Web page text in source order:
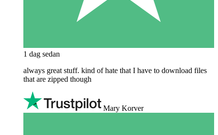
1 dag sedan
always great stuff. kind of hate that I have to download files
that are zipped though
Mary Korver